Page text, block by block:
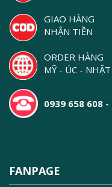
GIAO HÀNG
NHẬN TIỀN
ORDER HÀNG
MỸ - ÚC - NHẬT
0939 658 608
FANPAGE